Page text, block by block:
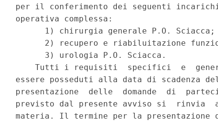
per il conferimento dei seguenti
operativa complessa:
1) chirurgia generale P.O.
2) recupero e riabiluitazione
      3) urologia P.O. Sciacca.
Tutti i requisiti  specifici  e
essere posseduti alla data di scadenza
presentazione  delle  domande  di
previsto dal presente avviso si  rinvia
materia. Il termine per la presentazione